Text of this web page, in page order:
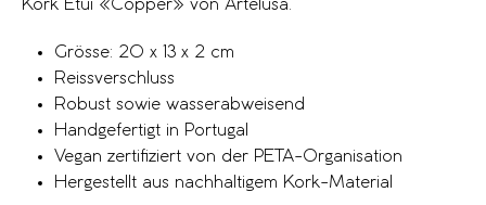
Kork Etui «Copper» von Artelusa.
Grösse: 20 x 13 x 2 cm
Reissverschluss
Robust sowie wasserabweisend
Handgefertigt in Portugal
Vegan zertifiziert von der PETA-Organisation
Hergestellt aus nachhaltigem Kork-Material